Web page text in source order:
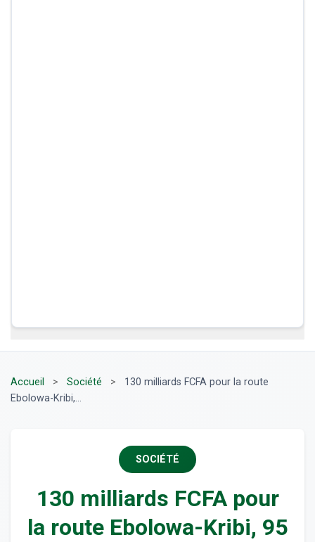
Accueil > Société >
130 milliards FCFA pour la route
Ebolowa-Kribi,...
SOCIÉTÉ
130 milliards FCFA pour
la route Ebolowa-Kribi, 95